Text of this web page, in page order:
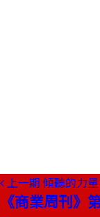
上一期 傾聽的力量
《商業周刊》